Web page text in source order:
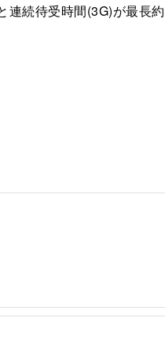
続待受時間(3G)が最長